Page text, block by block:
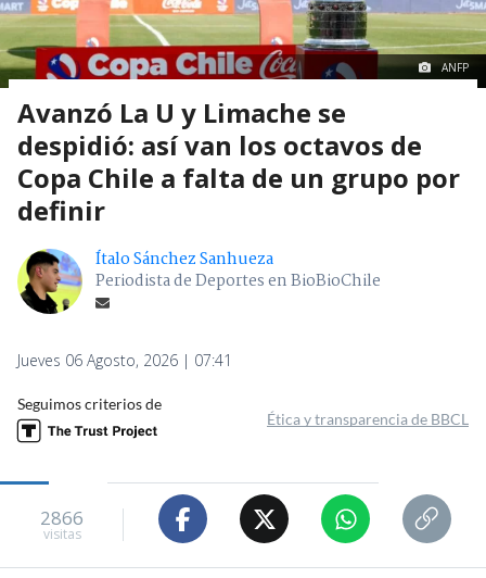
ANFP
Avanzó La U y Limache se
despidió: así van los octavos de
Copa Chile a falta de un grupo por
definir
Ítalo Sánchez Sanhueza
Periodista de Deportes en BioBioChile
Jueves 06 Agosto, 2026 | 07:41
Seguimos criterios de
Ética y transparencia de BBCL
2866
visitas